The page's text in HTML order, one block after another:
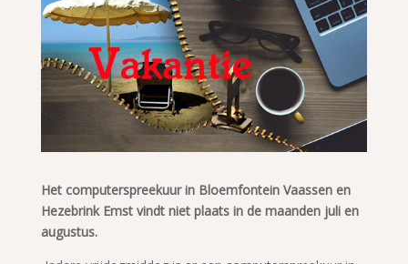
Het computerspreekuur in Bloemfontein Vaassen en
Hezebrink Emst vindt niet plaats in de maanden juli en
augustus.